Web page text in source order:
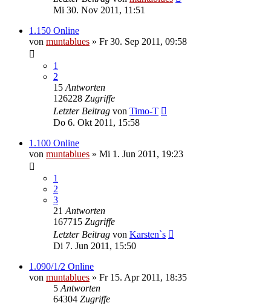
Mi 30. Nov 2011, 11:51
1.150 Online
von muntablues » Fr 30. Sep 2011, 09:58
1
2
15 Antworten
126228 Zugriffe
Letzter Beitrag von Timo-T
Do 6. Okt 2011, 15:58
1.100 Online
von muntablues » Mi 1. Jun 2011, 19:23
1
2
3
21 Antworten
167715 Zugriffe
Letzter Beitrag von Karsten`s
Di 7. Jun 2011, 15:50
1.090/1/2 Online
von muntablues » Fr 15. Apr 2011, 18:35
5 Antworten
64304 Zugriffe